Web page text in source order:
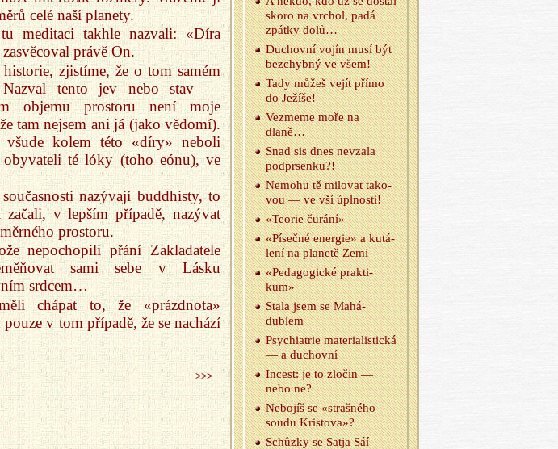
celé naší planety.
meditaci takhle nazvali: «Díra
právě On.
zjistíme, že o tom samém
tento jev nebo stav —
objemu prostoru není moje
tam nejsem ani já (jako vědomí).
kolem této «díry» neboli
té lóky (toho eónu), ve
nazývají buddhisty, to
v lepším případě, nazývat
prostoru.
nepochopili přání Zakladatele
sami sebe v Lásku
srdcem…
chápat to, že «prázdnota»
v tom případě, že se nachází
>>>
skoro na vr­chol, padá
zpát­ky dolů…
Du­chov­ní vojín musí být
bez­chyb­ný ve všem!
Tady můžeš vejít přímo
do Je­ží­še!
Vez­me­me moře na
dlaně…
Snad sis dnes ne­vza­la
pod­prsen­ku?!
Ne­mo­hu tě mi­lo­vat ta­ko­
vou — ve vší úpl­nos­ti!
«Te­o­rie ču­rá­ní»
«Pí­seč­né ener­gie» a ku­tá­
le­ní na pla­ne­tě Zemi
«Pe­da­go­gic­ké prak­ti­
kum»
Stala jsem se Ma­há­
dublem
Psy­chi­atrie ma­te­ri­a­lis­tic­ká
— a du­chov­ní
In­cest: je to zlo­čin —
nebo ne?
Ne­bo­jíš se «straš­né­ho
soudu Kris­to­va»?
Schůz­ky se Satja Sáí